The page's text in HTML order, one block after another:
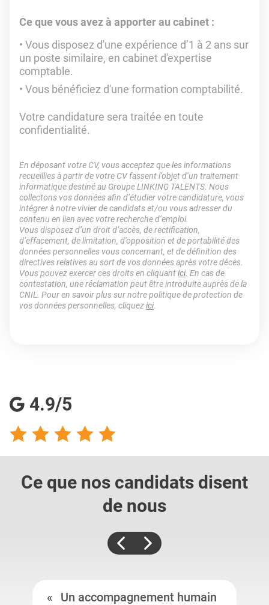
Ce que vous avez à apporter au cabinet :
Vous disposez d'une expérience d’1 à 2 ans sur
un poste similaire, en cabinet d'expertise
comptable.
Vous bénéficiez d'une formation comptabilité.
Votre candidature sera traitée en toute
confidentialité.
En déposant votre CV, vous acceptez que les informations
recueillies à partir de votre CV fassent l’objet d’un traitement
informatique destiné au Groupe LINKING TALENTS. Nous
collectons vos données afin d’étudier votre candidature, vous
intégrer à notre vivier de candidats et/ou vous adresser du
contenu en lien avec votre recherche d’emploi.
Vous disposez d’un droit d’accès, de rectification,
d’effacement, de limitation, d’opposition et de portabilité des
données personnelles vous concernant, et de définition des
directives relatives au sort de vos données après votre décès.
Vous pouvez exercer ces droits en cliquantici. En cas de
contestation, une réclamation peut être introduite auprès de la
CNIL. Pour en savoir plus sur notre politique de protection de
vos données personnelles, cliquezici.
4.9/5
Ce que nos candidats disent
de nous
Un accompagnement humain